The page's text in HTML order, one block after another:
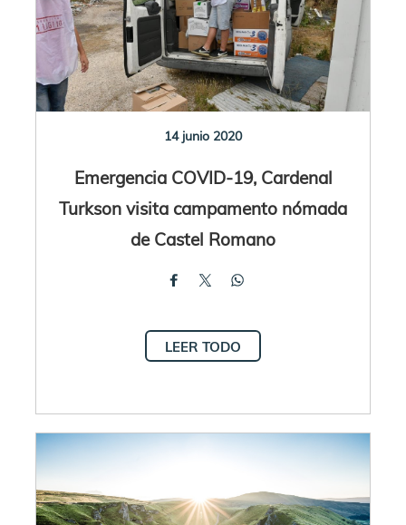
14 junio 2020
Emergencia COVID-19, Cardenal
Turkson visita campamento nómada
de Castel Romano
LEER TODO